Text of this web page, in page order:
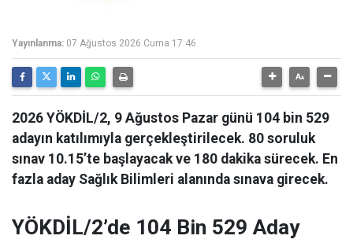
Yayınlanma: 07 Ağustos 2026 Cuma 17:46
2026 YÖKDİL/2, 9 Ağustos Pazar günü 104 bin 529
adayın katılımıyla gerçekleştirilecek. 80 soruluk
sınav 10.15’te başlayacak ve 180 dakika sürecek. En
fazla aday Sağlık Bilimleri alanında sınava girecek.
YÖKDİL/2’de 104 Bin 529 Aday